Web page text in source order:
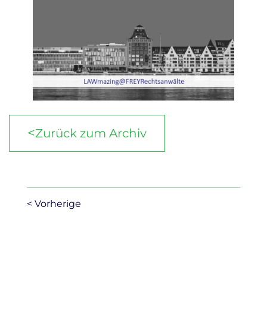
<Zurück zum Archiv
< Vorherige